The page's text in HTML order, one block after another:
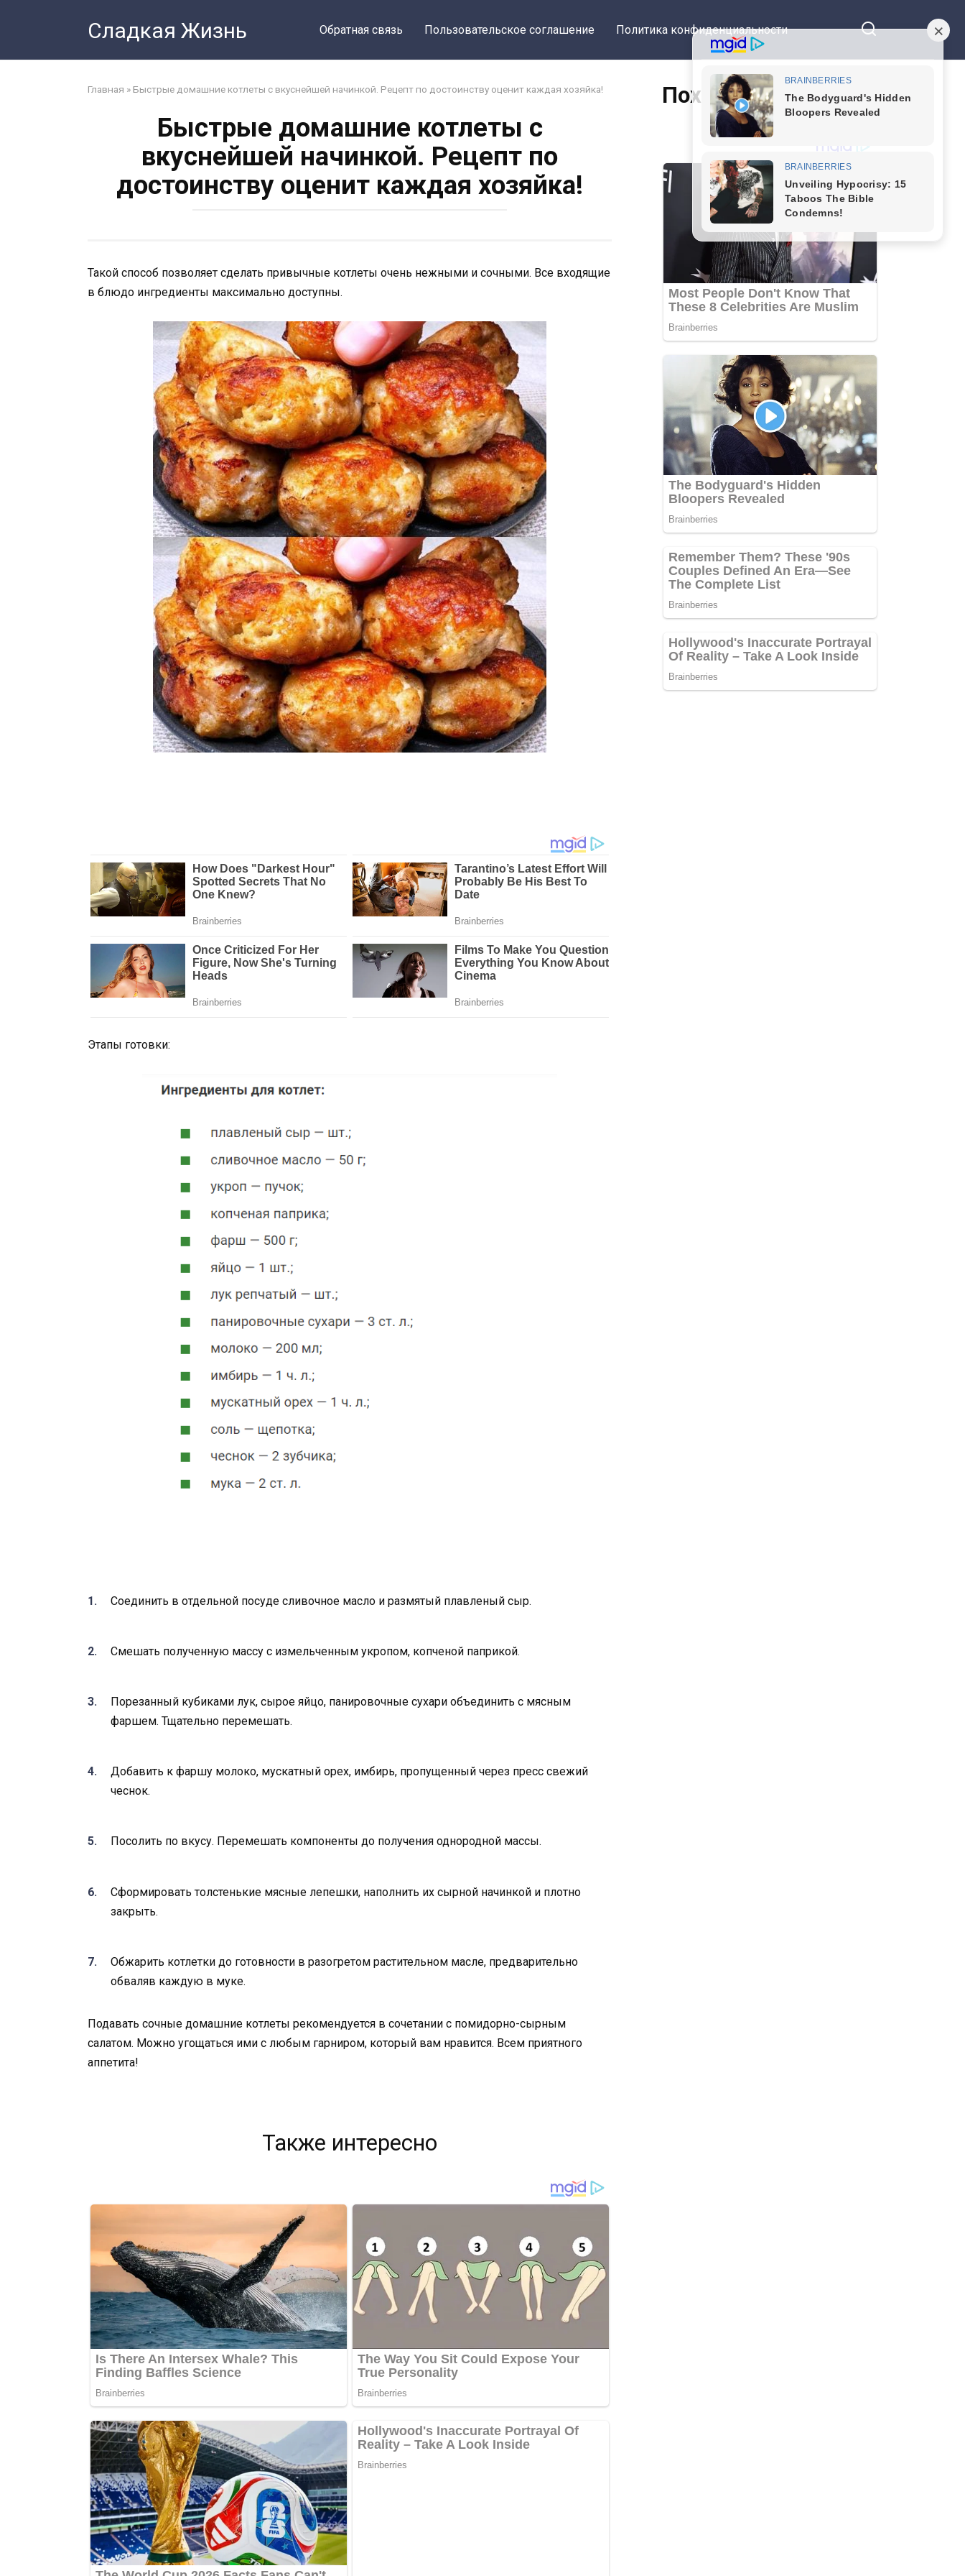
Сладкая Жизнь Обратная связь Пользовательское соглашение Политика конфиденциальности
Главная »Быстрые домашние котлеты с вкуснейшей начинкой. Рецепт по достоинству оценит каждая хозяйка!
Быстрые домашние котлеты с
вкуснейшей начинкой. Рецепт по
достоинству оценит каждая хозяйка!
Такой способ позволяет сделать привычные котлеты очень нежными и сочными. Все входящие
в блюдо ингредиенты максимально доступны.
Этапы готовки:
Соединить в отдельной посуде сливочное масло и размятый плавленый сыр.
Смешать полученную массу с измельченным укропом, копченой паприкой.
Порезанный кубиками лук, сырое яйцо, панировочные сухари объединить с мясным
фаршем. Тщательно перемешать.
Добавить к фаршу молоко, мускатный орех, имбирь, пропущенный через пресс свежий
чеснок.
Посолить по вкусу. Перемешать компоненты до получения однородной массы.
Сформировать толстенькие мясные лепешки, наполнить их сырной начинкой и плотно
закрыть.
Обжарить котлетки до готовности в разогретом растительном масле, предварительно
обваляв каждую в муке.
Подавать сочные домашние котлеты рекомендуется в сочетании с помидорно-сырным
салатом. Можно угощаться ими с любым гарниром, который вам нравится. Всем приятного
аппетита!
Также интересно
Похожие статьи